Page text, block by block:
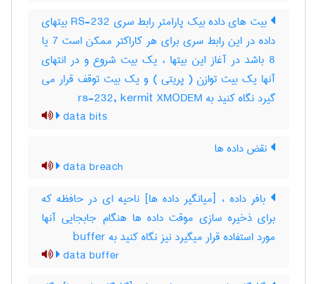
بیت های داده بیک پارامتر رابط سری RS-232 بیتهای
داده در این رابط سری برای هر کاراکتر ممکن است 7 یا
8 باشد در آغاز این بیتها ، یک بیت شروع و در انتهای
آنها یک بیت توازن ( پریتی ) و یک بیت توقف قرار می
گیرد نگاه کنید به rs-232, kermit XMODEM
data bits
نقض داده ها
data breach
بافر داده ، [میانگیر داده ها] ناحیه ای در حافظه که
برای ذخیره سازی موقت داده ها هنگام جابجایی آنها
مورد استفاده قرار میگیرد نیز نگاه کنید به ‎ buffer
data buffer